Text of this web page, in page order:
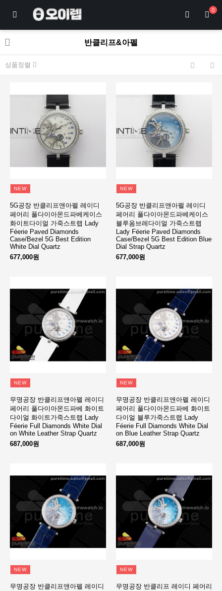
0
반클리프&아펠
상품정렬
NEW
5G공장 반클리프앤아펠 레이디
페어리 풀다이아몬드파베케이스
화이트다이얼 가죽스트랩 Lady
Féerie Paved Diamonds
Case/Bezel 5G Best Edition
White Dial Quartz
677,000원
NEW
5G공장 반클리프앤아펠 레이디
페어리 풀다이아몬드파베케이스
블루옴브레다이얼 가죽스트랩
Lady Féerie Paved Diamonds
Case/Bezel 5G Best Edition Blue
Dial Strap Quartz
677,000원
NEW
무명공장 반클리프앤아펠 레이디
페어리 풀다이아몬드파베 화이트
다이얼 화이트가죽스트랩 Lady
Féerie Full Diamonds White Dial
on White Leather Strap Quartz
687,000원
NEW
무명공장 반클리프앤아펠 레이디
페어리 풀다이아몬드파베 화이트
다이얼 블루가죽스트랩 Lady
Féerie Full Diamonds White Dial
on Blue Leather Strap Quartz
687,000원
NEW
무명공장 반클리프앤아펠 레이디
NEW
무명공장 반클리프 레이디 페어리